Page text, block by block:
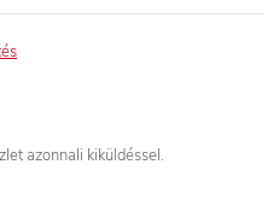
azonnali kiküldéssel.